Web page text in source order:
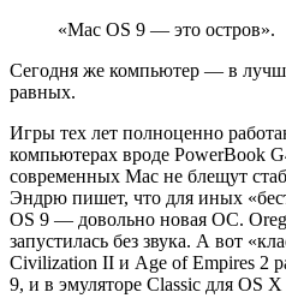
«Mac OS 9 — это остров».
Сегодня же компьютер — в
равных.
Игры тех лет полноценно
компьютерах вроде PowerBook
современных Mac не блещут
Эндрю пишет, что для иных
OS 9 — довольно новая ОС.
запустилась без звука. А вот
Civilization II и Age of Empires 2
9, и в эмуляторе Classic для OS X